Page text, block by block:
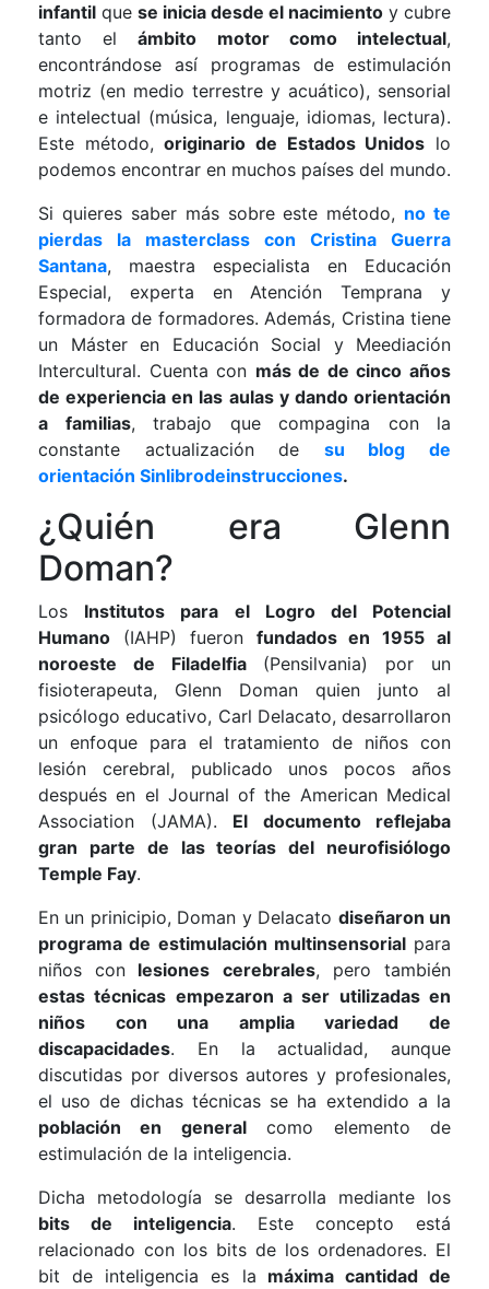
infantil que se inicia desde el nacimiento y cubre
tanto elámbito motor como intelectual,
encontrándose así programas de estimulación
motriz (en medio terrestre y acuático), sensorial
e intelectual (música, lenguaje, idiomas, lectura).
Este método,originario de Estados Unidos lo
podemos encontrar en muchos países del mundo.
Si quieres saber más sobre este método, no te
pierdas la masterclass con Cristina Guerra
Santana, maestra especialista en Educación
Especial, experta en Atención Temprana y
formadora de formadores. Además, Cristina tiene
un Máster en Educación Social y Meediación
Intercultural. Cuenta con más de de cinco años
de experiencia en las aulas y dando orientación
a familias, trabajo que compagina con la
constante actualización de su blog de
orientación Sinlibrodeinstrucciones.
¿Quién era Glenn
Doman?
Los Institutos para el Logro del Potencial
Humano (IAHP) fueron fundados en 1955 al
noroeste de Filadelfia(Pensilvania) por un
fisioterapeuta, Glenn Doman quien junto al
psicólogo educativo, Carl Delacato, desarrollaron
un enfoque para el tratamiento de niños con
lesión cerebral, publicado unos pocos años
después en el Journal of the American Medical
Association (JAMA). El documento reflejaba
gran parte de las teorías del neurofisiólogo
Temple Fay.
En un prinicipio, Doman y Delacato diseñaron un
programa de estimulación multinsensorialpara
niños con lesiones cerebrales, pero también
estas técnicas empezaron a ser utilizadas en
niños con una amplia variedad de
discapacidades. En la actualidad, aunque
discutidas por diversos autores y profesionales,
el uso de dichas técnicas se ha extendido a la
población en generalcomo elemento de
estimulación de la inteligencia.
Dicha metodología se desarrolla mediante los
bits de inteligencia. Este concepto está
relacionado con los bits de los ordenadores. El
bit de inteligencia es la máxima cantidad de